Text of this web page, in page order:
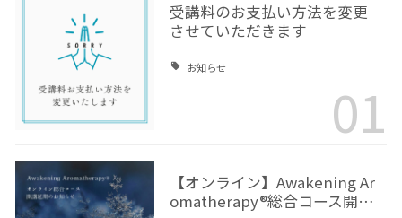
受講料のお支払い方法を変更
させていただきます
お知らせ
01
【オンライン】Awakening Ar
omatherapy®総合コース開…